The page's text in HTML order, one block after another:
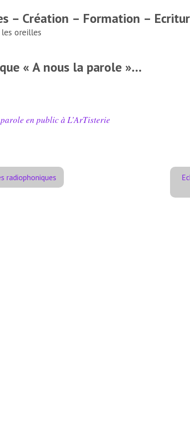
– Création – Formation –
oreilles
« A nous la parole »…
en public à L’ArTisterie
radiophoniques